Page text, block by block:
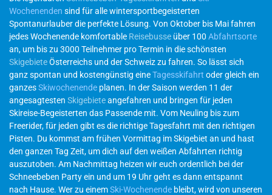
Wochenenden sind für alle wintersportbegeisterten
Spontanurlauber die perfekte Lösung. Von Oktober bis Mai fahren
jedes Wochenende komfortable Reisebusse über 100 Abfahrtsorte
an, um bis zu 3000 Teilnehmer pro Termin in die schönsten
SkigebieteÖsterreichs und der Schweiz zu fahren. So lässt sich
ganz spontan und kostengünstig eineTagesskifahrt oder gleich ein
ganzesSkiwochenende planen. In der Saison werden 11 der
angesagtesten Skigebieteangefahren und bringen für jeden
Skireise-Begeisterten das Passende mit. Vom Neuling bis zum
Freerider, für jeden gibt es die richtige Tagesfahrt mit den richtigen
Pisten. Du kommst am frühen Vormittag im Skigebiet an und hast
den ganzen Tag Zeit, um dich auf den weißen Abfahrten richtig
auszutoben. Am Nachmittag heizen wir euch ordentlich bei der
Schneebeben Party ein und um 19 Uhr geht es dann entspannt
nach Hause. Wer zu einemSki-Wochenende bleibt, wird von unseren